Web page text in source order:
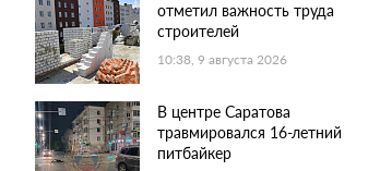
отметил важность труда
строителей
10:38, 9 августа 2026
В центре Саратова
травмировался 16-летний
питбайкер